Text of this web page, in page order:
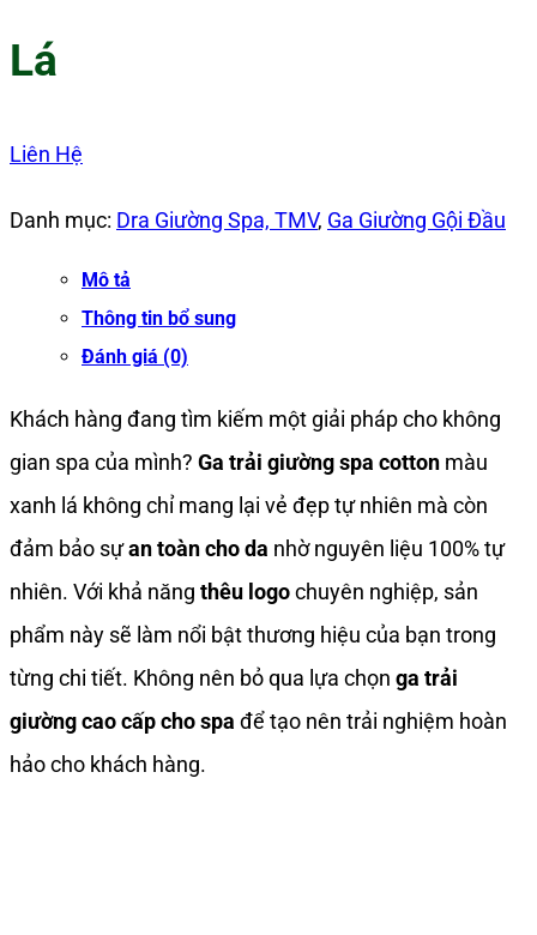
Lá
Liên Hệ
Danh mục: Dra Giường Spa, TMV, Ga Giường Gội Đầu
Mô tả
Thông tin bổ sung
Đánh giá (0)
Khách hàng đang tìm kiếm một giải pháp cho không
gian spa của mình? Ga trải giường spa cotton màu
xanh lá không chỉ mang lại vẻ đẹp tự nhiên mà còn
đảm bảo sựan toàn cho da nhờ nguyên liệu 100% tự
nhiên. Với khả năng thêu logochuyên nghiệp, sản
phẩm này sẽ làm nổi bật thương hiệu của bạn trong
từng chi tiết. Không nên bỏ qua lựa chọn ga trải
giường cao cấp cho spa để tạo nên trải nghiệm hoàn
hảo cho khách hàng.